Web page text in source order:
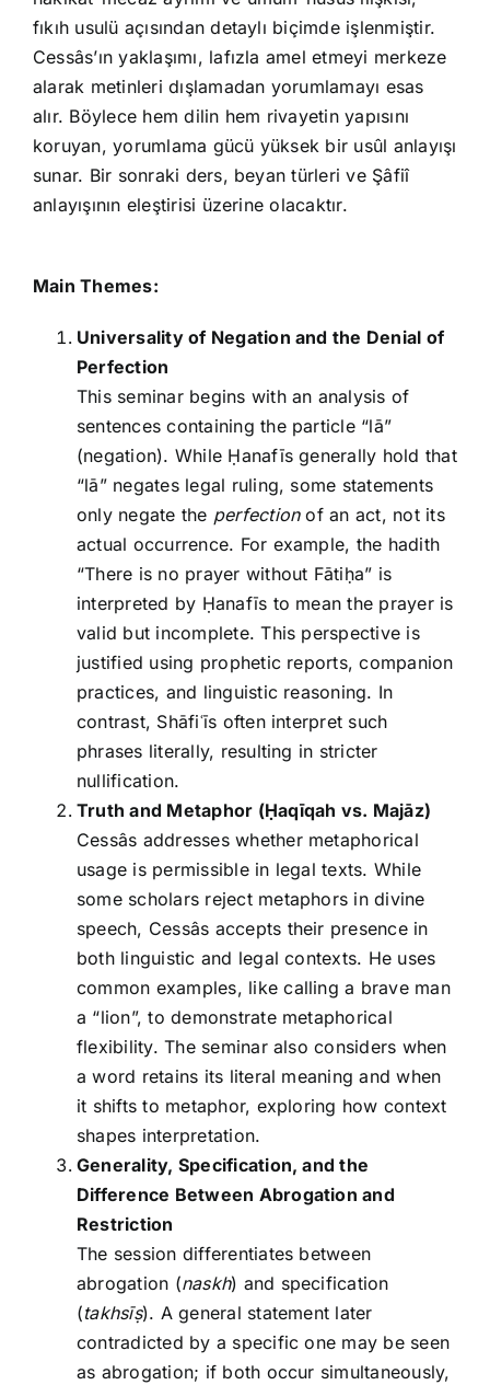
fıkıh usulü açısından detaylı biçimde işlenmiştir.
Cessâs’ın yaklaşımı, lafızla amel etmeyi merkeze
alarak metinleri dışlamadan yorumlamayı esas
alır. Böylece hem dilin hem rivayetin yapısını
koruyan, yorumlama gücü yüksek bir usûl anlayışı
sunar. Bir sonraki ders, beyan türleri ve Şâfiî
anlayışının eleştirisi üzerine olacaktır.
Main Themes:
Universality of Negation and the Denial of
Perfection
This seminar begins with an analysis of
sentences containing the particle “lā”
(negation). While Ḥanafīs generally hold that
“lā” negates legal ruling, some statements
only negate the perfectionof an act, not its
actual occurrence. For example, the hadith
“There is no prayer without Fātiḥa” is
interpreted by Ḥanafīs to mean the prayer is
valid but incomplete. This perspective is
justified using prophetic reports, companion
practices, and linguistic reasoning. In
contrast, Shāfiʿīs often interpret such
phrases literally, resulting in stricter
nullification.
Truth and Metaphor (Ḥaqīqah vs. Majāz)
Cessâs addresses whether metaphorical
usage is permissible in legal texts. While
some scholars reject metaphors in divine
speech, Cessâs accepts their presence in
both linguistic and legal contexts. He uses
common examples, like calling a brave man
a “lion”, to demonstrate metaphorical
flexibility. The seminar also considers when
a word retains its literal meaning and when
it shifts to metaphor, exploring how context
shapes interpretation.
Generality, Specification, and the
Difference Between Abrogation and
Restriction
The session differentiates between
abrogation (naskh) and specification
(takhsīṣ). A general statement later
contradicted by a specific one may be seen
as abrogation; if both occur simultaneously,